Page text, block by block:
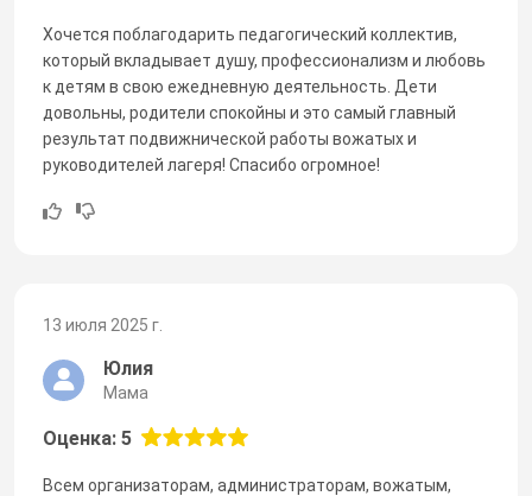
Хочется поблагодарить педагогический коллектив,
который вкладывает душу, профессионализм и любовь
к детям в свою ежедневную деятельность. Дети
довольны, родители спокойны и это самый главный
результат подвижнической работы вожатых и
руководителей лагеря! Спасибо огромное!
13 июля 2025 г.
Юлия
Мама
Оценка: 5
Всем организаторам, администраторам, вожатым,